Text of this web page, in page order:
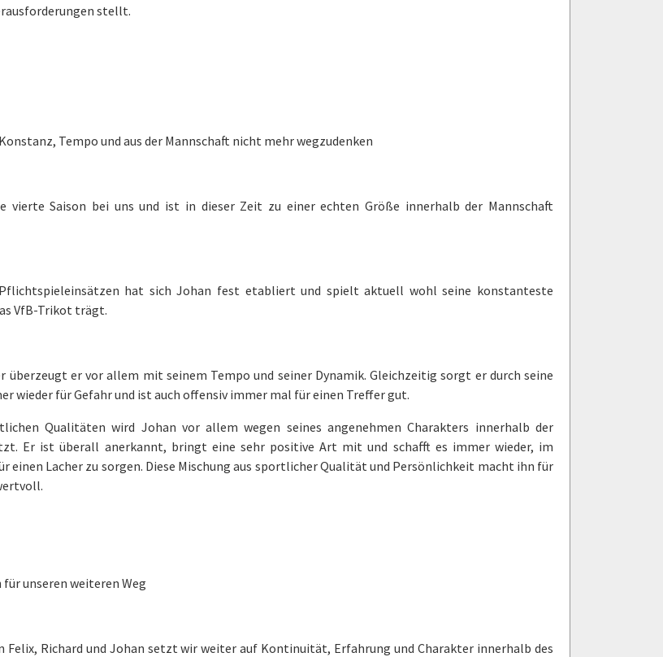
stellt.
Tempo und aus der Mannschaft nicht mehr wegzudenken
vierte Saison bei uns und ist in dieser Zeit zu einer echten Größe innerhalb der Mannschaft
hat sich Johan fest etabliert und spielt aktuell wohl seine konstanteste
VfB-Trikot trägt.
überzeugt er vor allem mit seinem Tempo und seiner Dynamik. Gleichzeitig sorgt er durch seine
wieder für Gefahr und ist auch offensiv immer mal für einen Treffer gut.
Qualitäten wird Johan vor allem wegen seines angenehmen Charakters innerhalb der
Er ist überall anerkannt, bringt eine sehr positive Art mit und schafft es immer wieder, im
einen Lacher zu sorgen. Diese Mischung aus sportlicher Qualität und Persönlichkeit macht ihn für
unseren weiteren Weg
Felix, Richard und Johan setzt wir weiter auf Kontinuität, Erfahrung und Charakter innerhalb des